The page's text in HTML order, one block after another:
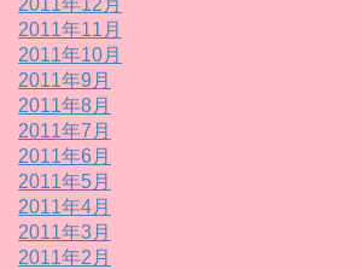
2011年11月
2011年10月
2011年9月
2011年8月
2011年7月
2011年6月
2011年5月
2011年4月
2011年3月
2011年2月